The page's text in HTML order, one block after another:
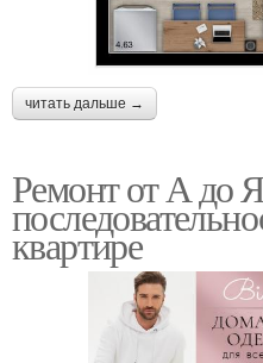
читать дальше →
Ремонт от А до
квартире